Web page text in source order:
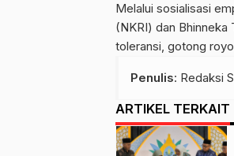
Melalui sosialisasi
(NKRI) dan Bhinneka
toleransi, gotong
Penulis: Redaksi
ARTIKEL TERKAIT